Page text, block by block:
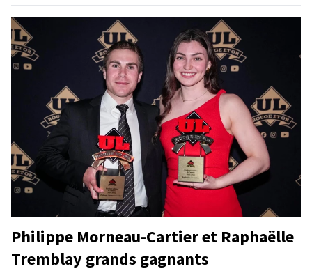
Philippe Morneau-Cartier et Raphaëlle
Tremblay grands gagnants